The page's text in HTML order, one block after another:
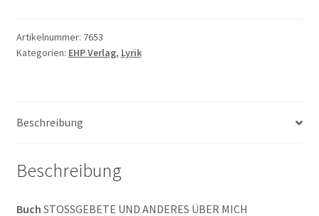
ANDERES
ÜBER
Artikelnummer: 7653
Kategorien: EHP Verlag, Lyrik
Beschreibung
Beschreibung
Buch STOSSGEBETE UND ANDERES ÜBER MICH